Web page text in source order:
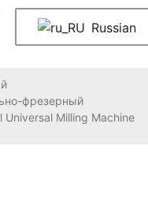
Russian
фрезерный
Milling Machine